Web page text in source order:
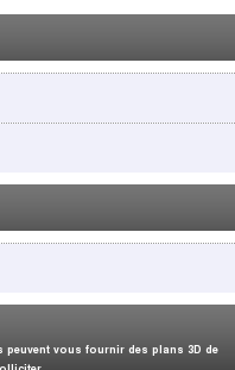
peuvent vous fournir des plans 3D de